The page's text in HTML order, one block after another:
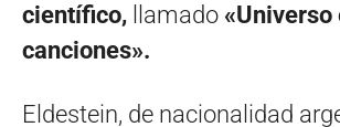
científico,
llamado «Universo
canciones».
Eldestein, de nacionalidad